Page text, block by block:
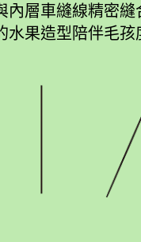
層車縫線精密
果造型陪伴毛孩